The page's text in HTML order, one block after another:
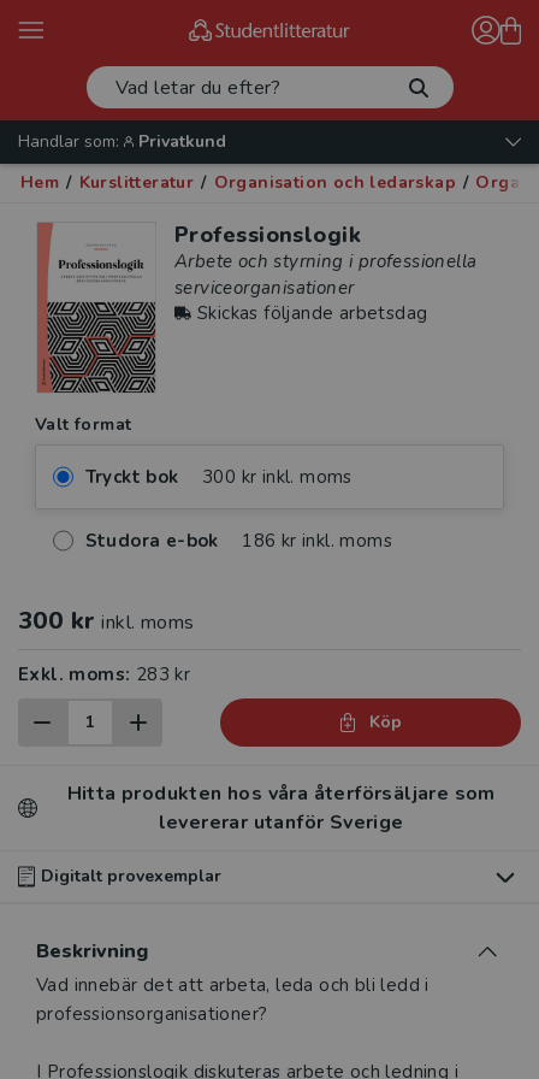
Handlar som:
Privatkund
Hem / Kurslitteratur / Organisation och ledarskap /
Professionslogik
Arbete och styrning i professionella
serviceorganisationer
Skickas följande arbetsdag
Valt format
Tryckt bok 300 kr inkl. moms
Studora e-bok 186 kr inkl. moms
300 kr inkl. moms
Exkl. moms: 283 kr
Köp
Hitta produkten hos våra återförsäljare som
levererar utanför Sverige
Digitalt provexemplar
digitalt provexemplar av den här produkten
Våra digitala provexemplar tillhandahålls via Studora.se
att erbjudandet endast gäller relevanta produkter för din
Beskrivning
Beskrivning
Vad innebär det att arbeta, leda och bli ledd i
professionsorganisationer?
I Professionslogik diskuteras arbete och ledning i